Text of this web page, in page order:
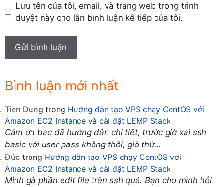
Lưu tên của tôi, email, và trang web trong trình
duyệt này cho lần bình luận kế tiếp của tôi.
Bình luận mới nhất
Tien Dung trong Hướng dẫn tạo VPS chạy CentOS với
Amazon EC2 Instance và cài đặt LEMP Stack
Cảm ơn bác đã hướng dẫn chi tiết, trước giờ xài ssh
basic với user pass không thôi, giờ thử…
Đức trong Hướng dẫn tạo VPS chạy CentOS với
Amazon EC2 Instance và cài đặt LEMP Stack
Mình gà phần edit file trên ssh quá. Bạn cho mình hỏi